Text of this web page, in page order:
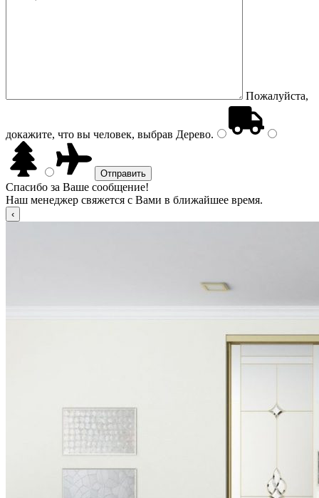
Пожалуйста,
докажите, что вы человек, выбрав Дерево.
Спасибо за Ваше сообщение!
Наш менеджер свяжется с Вами в ближайшее время.